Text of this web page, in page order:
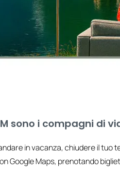
sono i compagni
in vacanza, chiudere il
Google Maps, prenotando